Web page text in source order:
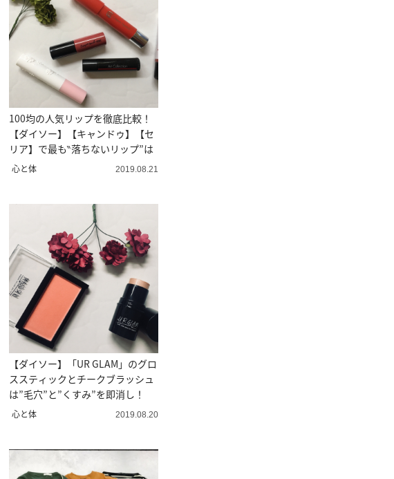
100均の人気リップを徹底比較！
【ダイソー】【キャンドゥ】【セ
リア】で最も‶落ちないリップ”は
心と体 2019.08.21
【ダイソー】「UR GLAM」のグロ
ススティックとチークブラッシュ
は”毛穴”と”くすみ”を即消し！
心と体 2019.08.20